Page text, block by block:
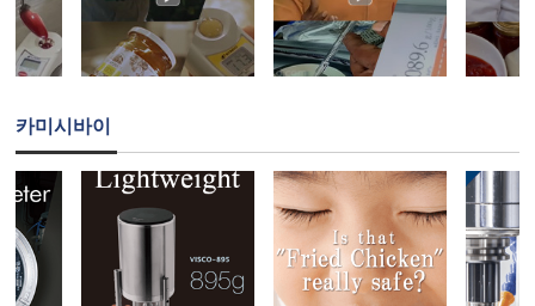
카미시바이